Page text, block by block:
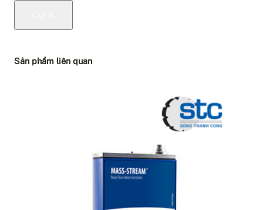
Sản phẩm liên quan